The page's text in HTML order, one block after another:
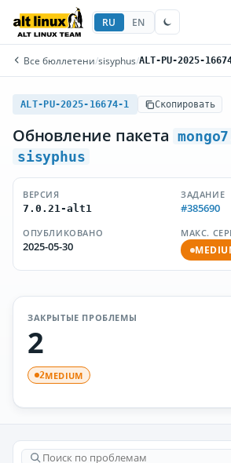
RU EN
Все бюллетени/sisyphus/ALT-PU-2025-
ALT-PU-2025-16674-1 Скопировать
Обновление пакета
sisyphus
ВЕРСИЯ
7.0.21-alt1
ЗАДАНИЕ
#385690
ОПУБЛИКОВАНО
2025-05-30
МАКС.
ЗАКРЫТЫЕ ПРОБЛЕМЫ
2
2MEDIUM